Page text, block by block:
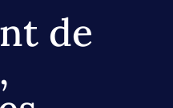
de